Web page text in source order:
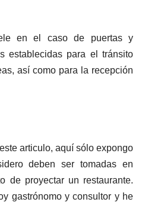
en el caso de puertas y
establecidas para el tránsito
así como para la recepción
articulo, aquí sólo expongo
deben ser tomadas en
de proyectar un restaurante.
gastrónomo y consultor y he